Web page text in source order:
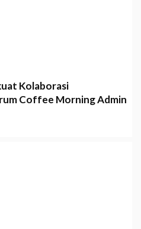
Kolaborasi
Coffee Morning Admin